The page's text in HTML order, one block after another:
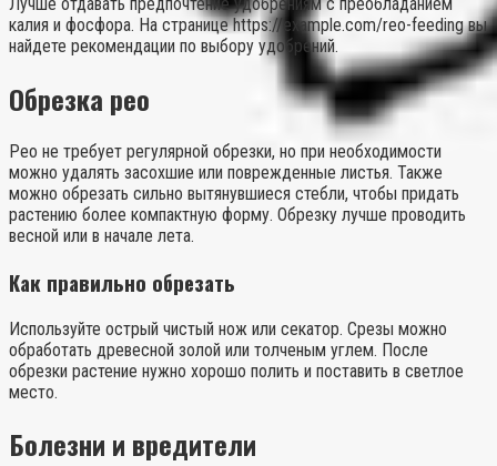
Лучше отдавать предпочтение удобрениям с преобладанием
калия и фосфора. На странице https://example.com/reo-feeding вы
найдете рекомендации по выбору удобрений.
Обрезка рео
Рео не требует регулярной обрезки, но при необходимости
можно удалять засохшие или поврежденные листья. Также
можно обрезать сильно вытянувшиеся стебли, чтобы придать
растению более компактную форму. Обрезку лучше проводить
весной или в начале лета.
Как правильно обрезать
Используйте острый чистый нож или секатор. Срезы можно
обработать древесной золой или толченым углем. После
обрезки растение нужно хорошо полить и поставить в светлое
место.
Болезни и вредители